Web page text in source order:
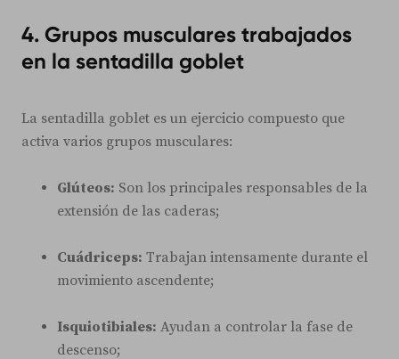
4. Grupos musculares trabajados
en la sentadilla goblet
La sentadilla goblet es un ejercicio compuesto que
activa varios grupos musculares:
Glúteos: Son los principales responsables de la
extensión de las caderas;
Cuádriceps: Trabajan intensamente durante el
movimiento ascendente;
Isquiotibiales: Ayudan a controlar la fase de
descenso;